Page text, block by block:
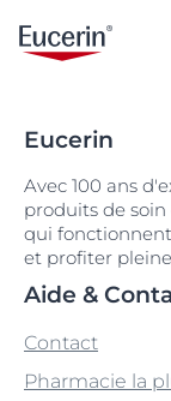
Eucerin
Avec 100 ans
produits de
qui
et profiter
Aide &
Contact
Pharmacie la